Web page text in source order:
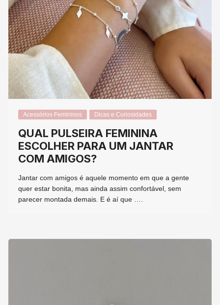
Acessórios Femininos Dicas e Curiosidades
QUAL PULSEIRA FEMININA
ESCOLHER PARA UM JANTAR
COM AMIGOS?
Jantar com amigos é aquele momento em que a gente
quer estar bonita, mas ainda assim confortável, sem
parecer montada demais. E é aí que ….